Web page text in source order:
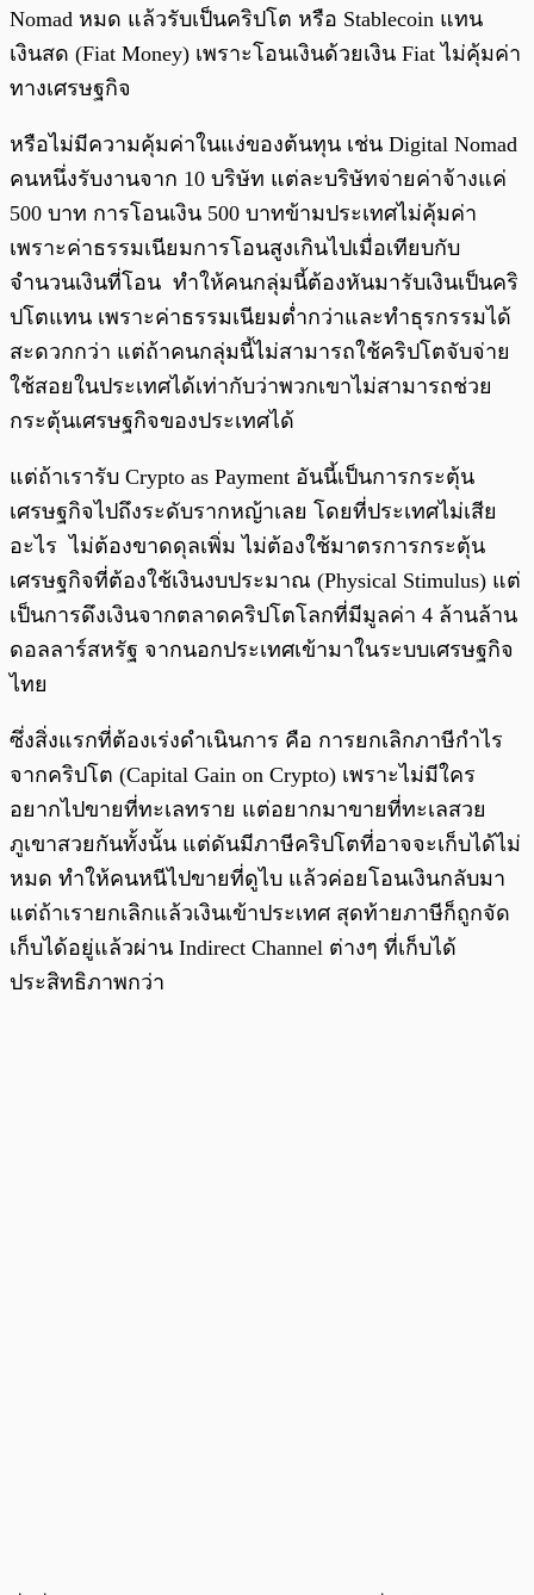
Nomad หมด แล้วรับเป็นคริปโต หรือ Stablecoin แทน
เงินสด (Fiat Money) เพราะโอนเงินด้วยเงิน Fiat ไม่คุ้มค่า
ทางเศรษฐกิจ
หรือไม่มีความคุ้มค่าในแง่ของต้นทุน เช่น Digital Nomad
คนหนึ่งรับงานจาก 10 บริษัท แต่ละบริษัทจ่ายค่าจ้างแค่
500 บาท การโอนเงิน 500 บาทข้ามประเทศไม่คุ้มค่า
เพราะค่าธรรมเนียมการโอนสูงเกินไปเมื่อเทียบกับ
จำนวนเงินที่โอน ทำให้คนกลุ่มนี้ต้องหันมารับเงินเป็นคริ
ปโตแทน เพราะค่าธรรมเนียมต่ำกว่าและทำธุรกรรมได้
สะดวกกว่า แต่ถ้าคนกลุ่มนี้ไม่สามารถใช้คริปโตจับจ่าย
ใช้สอยในประเทศได้เท่ากับว่าพวกเขาไม่สามารถช่วย
กระตุ้นเศรษฐกิจของประเทศได้
แต่ถ้าเรารับ Crypto as Payment อันนี้เป็นการกระตุ้น
เศรษฐกิจไปถึงระดับรากหญ้าเลย โดยที่ประเทศไม่เสีย
อะไร ไม่ต้องขาดดุลเพิ่ม ไม่ต้องใช้มาตรการกระตุ้น
เศรษฐกิจที่ต้องใช้เงินงบประมาณ (Physical Stimulus) แต่
เป็นการดึงเงินจากตลาดคริปโตโลกที่มีมูลค่า 4 ล้านล้าน
ดอลลาร์สหรัฐ จากนอกประเทศเข้ามาในระบบเศรษฐกิจ
ไทย
ซึ่งสิ่งแรกที่ต้องเร่งดำเนินการ คือ การยกเลิกภาษีกำไร
จากคริปโต (Capital Gain on Crypto) เพราะไม่มีใคร
อยากไปขายที่ทะเลทราย แต่อยากมาขายที่ทะเลสวย
ภูเขาสวยกันทั้งนั้น แต่ดันมีภาษีคริปโตที่อาจจะเก็บได้ไม่
หมด ทำให้คนหนีไปขายที่ดูไบ แล้วค่อยโอนเงินกลับมา
แต่ถ้าเรายกเลิกแล้วเงินเข้าประเทศ สุดท้ายภาษีก็ถูกจัด
เก็บได้อยู่แล้วผ่าน Indirect Channel ต่างๆ ที่เก็บได้
ประสิทธิภาพกว่า